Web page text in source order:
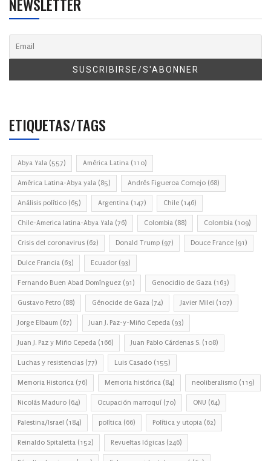
ETIQUETAS/TAGS
Abya Yala (557) América Latina (110)
América Latina-Abya yala (85) Andrés Figueroa Cornejo (68)
Análisis político (65) Argentina (147) Chile (146)
Chile-America latina-Abya Yala (76) Colombia (88) Colombia (109)
Crisis del coronavirus (62) Donald Trump (97) Douce France (91)
Dulce Francia (63) Ecuador (93)
Fernando Buen Abad Domínguez (91) Genocidio de Gaza (163)
Gustavo Petro (88) Génocide de Gaza (74) Javier Milei (107)
Jorge Elbaum (67) Juan J. Paz-y-Miño Cepeda (93)
Juan J. Paz y Miño Cepeda (166) Juan Pablo Cárdenas S. (108)
Luchas y resistencias (77) Luis Casado (155)
Memoria Historica (76) Memoria histórica (84) neoliberalismo (119)
Nicolás Maduro (64) Ocupación marroquí (70) ONU (64)
Palestina/Israel (184) política (66) Política y utopia (62)
Reinaldo Spitaletta (152) Revueltas lógicas (246)